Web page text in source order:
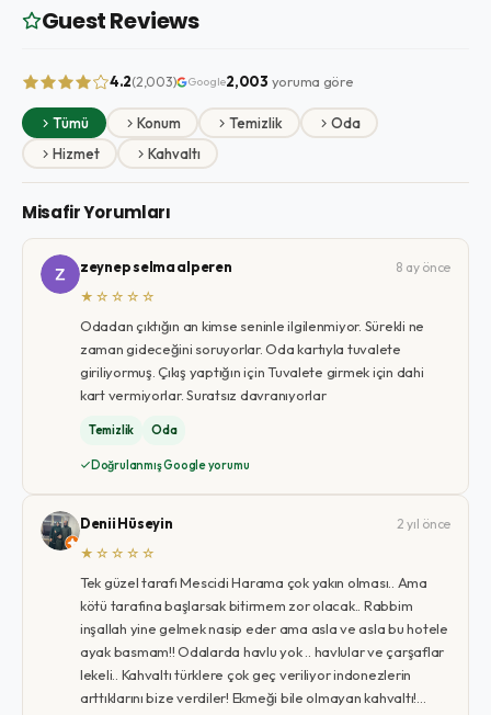
Guest Reviews
4.2(2,003) Google2,003 yoruma göre
Tümü Konum Temizlik
Oda
Hizmet
Kahvaltı
Misafir Yorumları
zeynep selma alperen
8 ay önce
★☆☆☆☆
Odadan çıktığın an kimse seninle ilgilenmiyor. Sürekli ne
zaman gideceğini soruyorlar. Oda kartıyla tuvalete
giriliyormuş. Çıkış yaptığın için Tuvalete girmek için dahi
kart vermiyorlar. Suratsız davranıyorlar
Temizlik Oda
Doğrulanmış Google yorumu
Denii Hüseyin
2 yıl önce
★☆☆☆☆
Tek güzel tarafı Mescidi Harama çok yakın olması.. Ama
kötü tarafına başlarsak bitirmem zor olacak.. Rabbim
inşallah yine gelmek nasip eder ama asla ve asla bu hotele
ayak basmam!! Odalarda havlu yok .. havlular ve çarşaflar
lekeli.. Kahvaltı türklere çok geç veriliyor indonezlerin
arttıklarını bize verdiler! Ekmeği bile olmayan kahvaltı!…